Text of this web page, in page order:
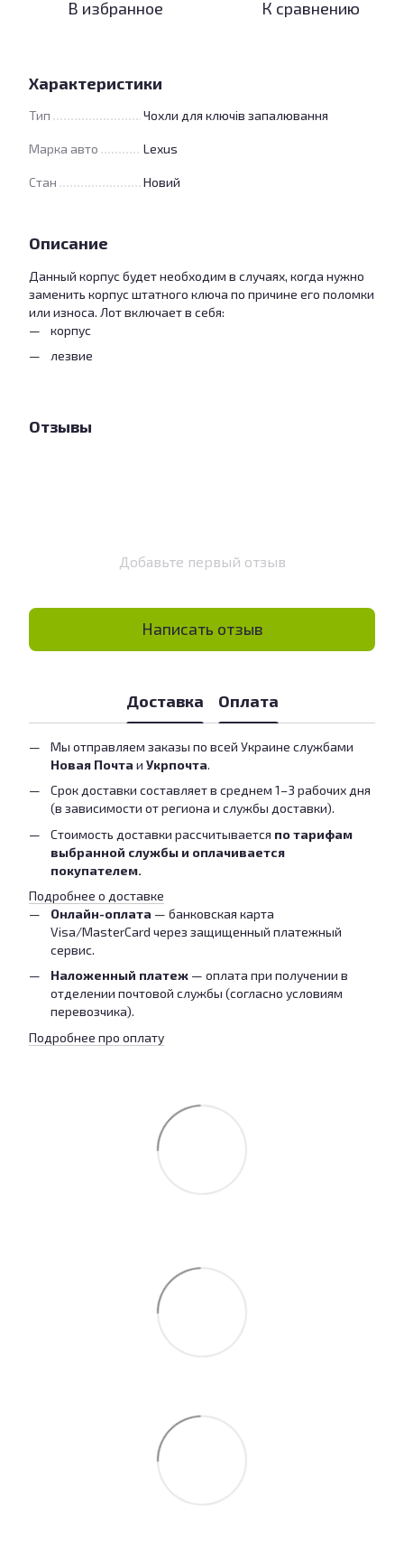
В избранное К сравнению
Характеристики
Тип Чохли для ключів запалювання
Марка авто Lexus
Стан Новий
Описание
Данный корпус будет необходим в случаях, когда нужно
заменить корпус штатного ключа по причине его поломки
или износа. Лот включает в себя:
корпус
лезвие
Отзывы
Добавьте первый отзыв
Написать отзыв
Доставка Оплата
Мы отправляем заказы по всей Украине службами
Новая Почта и Укрпочта.
Срок доставки составляет в среднем 1–3 рабочих дня
(в зависимости от региона и службы доставки).
Стоимость доставки рассчитывается по тарифам
выбранной службы и оплачивается
покупателем.
Подробнее о доставке
Онлайн-оплата — банковская карта
Visa/MasterCard через защищенный платежный
сервис.
Наложенный платеж — оплата при получении в
отделении почтовой службы (согласно условиям
перевозчика).
Подробнее про оплату